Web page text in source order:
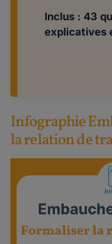
Inclus : 43
explicatives
Infographie
la relation de